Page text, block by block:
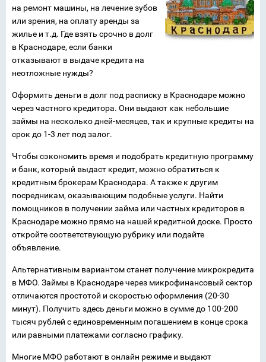
на ремонт машины, на лечение зубов
или зрения, на оплату аренды за
жилье и т.д. Где взять срочно в долг
в Краснодаре, если банки
отказывают в выдаче кредита на
неотложные нужды?
Оформить деньги в долг под расписку в Краснодаре можно
через частного кредитора. Они выдают как небольшие
займы на несколько дней-месяцев, так и крупные кредиты на
срок до 1-3 лет под залог.
Чтобы сэкономить время и подобрать кредитную программу
и банк, который выдаст кредит, можно обратиться к
кредитным брокерам Краснодара. А также к другим
посредникам, оказывающим подобные услуги. Найти
помощников в получении займа или частных кредиторов в
Краснодаре можно прямо на нашей кредитной доске. Просто
откройте соответствующую рубрику или подайте
объявление.
Альтернативным вариантом станет получение микрокредита
в МФО. Займы в Краснодаре через микрофинансовый сектор
отличаются простотой и скоростью оформления (20-30
минут). Получить здесь деньги можно в сумме до 100-200
тысяч рублей с единовременным погашением в конце срока
или равными платежами согласно графику.
Многие МФО работают в онлайн режиме и выдают